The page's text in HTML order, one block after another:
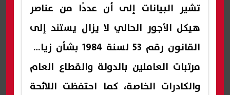
تشير البيانات إلى أن عددًا من عناصر
هيكل الأجور الحالي لا يزال يستند إلى
القانون رقم 53 لسنة 1984 بشأن زيادة
مرتبات العاملين بالدولة والقطاع العام
والكادرات الخاصة، كما احتفظت اللائحة